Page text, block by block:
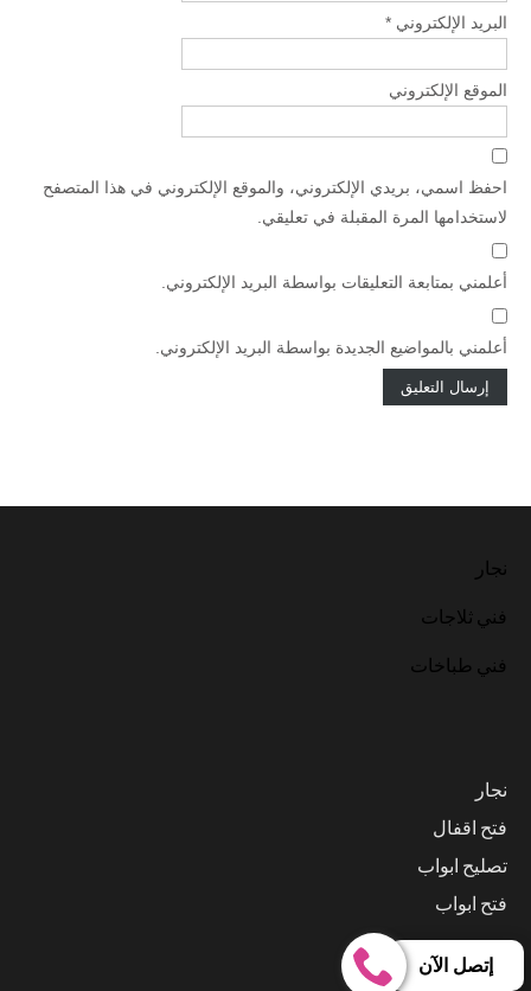
البريد الإلكتروني *
الموقع الإلكتروني
احفظ اسمي، بريدي الإلكتروني، والموقع الإلكتروني في هذا المتصفح
لاستخدامها المرة المقبلة في تعليقي.
أعلمني بمتابعة التعليقات بواسطة البريد الإلكتروني.
أعلمني بالمواضيع الجديدة بواسطة البريد الإلكتروني.
نجار
فني ثلاجات
فني طباخات
نجار
فتح اقفال
تصليح ابواب
فتح ابواب
إتصل الآن